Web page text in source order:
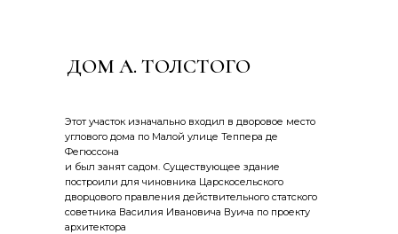
Этот участок изначально входил в дворовое место
углового дома по Малой улице Теппера де
Фегюссона
и был занят садом. Существующее здание
построили для чиновника Царскосельского
дворцового правления действительного статского
советника Василия Ивановича Вуича по проекту
архитектора
ДОМ А. ТОЛСТОГО